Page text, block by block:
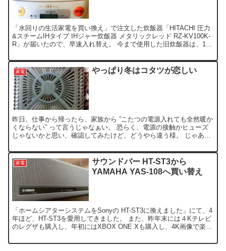
「水回りの生活家電を買い換え」で注文した炊飯器「HITACHI 圧力
&スチームIHタイプ IHジャー炊飯器 メタリックレッド RZ-KV100K-
R」が届いたので、早速入れ替え。 今まで使用した旧炊飯器は、10
家電 やっぱり冬はコタツが恋しい
昨日、仕事から帰ったら、家族から ”こたつの電源入れても全然暖か
くならない” って言うじゃなぁい。 恐らく、電源の接触かヒューズ
じゃないかと思い、確認してみたけど、どうやら違う様。 じゃあ、
家電
サウンドバー HT-ST3から
YAMAHA YAS-108へ買い替え
「ホームシアターシステムをSonyの HT-ST3に換えました」にて、4
年ほど、HT-ST3を愛用してきました。 また、昨年末には４Kテレビ
のレグザも購入し、年初にはXBOX ONE Xも購入し、4K画像で楽し